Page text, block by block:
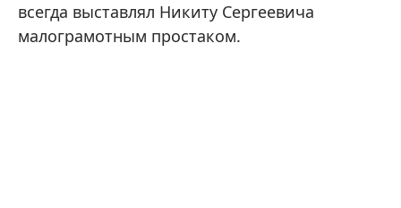
всегда выставлял Никиту Сергеевича
малограмотным простаком.